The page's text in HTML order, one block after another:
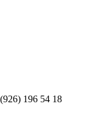
196 54 18